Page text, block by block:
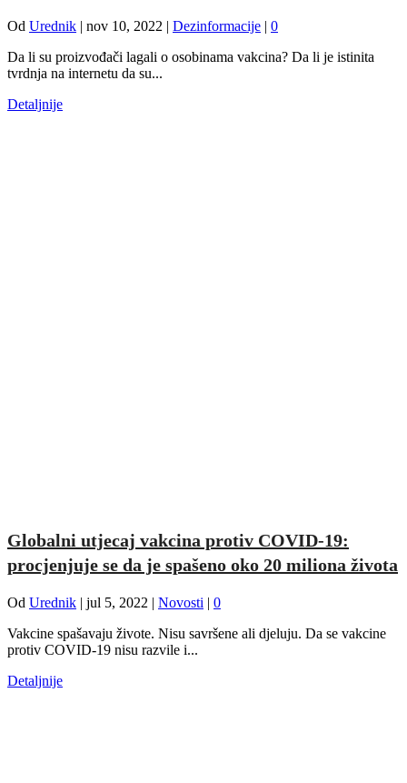
Od Urednik nov 10, 2022 Dezinformacije
0
Da li su proizvođači lagali o osobinama vakcina? Da li je istinita
tvrdnja na internetu da su...
Detaljnije
Globalni utjecaj vakcina protiv COVID-19:
procjenjuje se da je spašeno oko 20 miliona života
Od Urednik | jul 5, 2022 | Novosti | 0
Vakcine spašavaju živote. Nisu savršene ali djeluju. Da se vakcine
protiv COVID-19 nisu razvile i...
Detaljnije